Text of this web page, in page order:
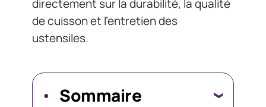
directement sur la durabilité, la qualité
de cuisson et l’entretien des
ustensiles.
Sommaire